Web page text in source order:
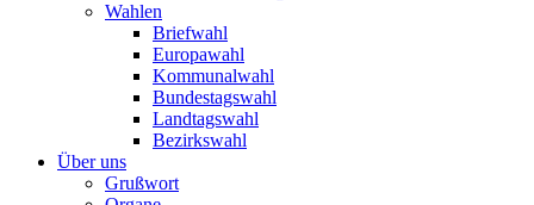
Wahlen
Briefwahl
Europawahl
Kommunalwahl
Bundestagswahl
Landtagswahl
Bezirkswahl
Über uns
Grußwort